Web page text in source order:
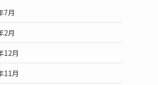
7月
2月
12月
11月